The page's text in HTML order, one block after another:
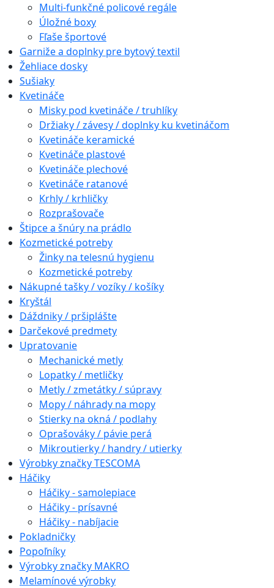
Multi-funkčné policové regále
Úložné boxy
Fľaše športové
Garniže a doplnky pre bytový textil
Žehliace dosky
Sušiaky
Kvetináče
Misky pod kvetináče / truhlíky
Držiaky / závesy / doplnky ku kvetináčom
Kvetináče keramické
Kvetináče plastové
Kvetináče plechové
Kvetináče ratanové
Krhly / krhličky
Rozprašovače
Štipce a šnúry na prádlo
Kozmetické potreby
Žinky na telesnú hygienu
Kozmetické potreby
Nákupné tašky / vozíky / košíky
Kryštál
Dáždniky / pršiplášte
Darčekové predmety
Upratovanie
Mechanické metly
Lopatky / metličky
Metly / zmetátky / súpravy
Mopy / náhrady na mopy
Stierky na okná / podlahy
Oprašováky / pávie perá
Mikroutierky / handry / utierky
Výrobky značky TESCOMA
Háčiky
Háčiky - samolepiace
Háčiky - prísavné
Háčiky - nabíjacie
Pokladničky
Popoľníky
Výrobky značky MAKRO
Melamínové výrobky